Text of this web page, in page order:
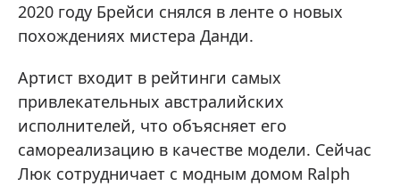
2020 году Брейси снялся в ленте о новых
похождениях мистера Данди.
Артист входит в рейтинги самых
привлекательных австралийских
исполнителей, что объясняет его
самореализацию в качестве модели. Сейчас
Люк сотрудничает с модным домом Ralph